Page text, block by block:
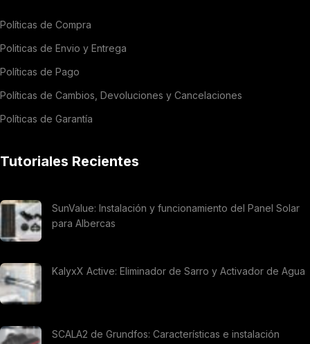
Políticas de Compra
Politicas de Envio y Entrega
Políticas de Pago
Políticas de Cambios, Devoluciones y Cancelaciones
Políticas de Garantía
Tutoriales Recientes
SunValue: Instalación y funcionamiento del Panel Solar
para Albercas
KalyxX Active: Eliminador de Sarro y Activador de Agua
SCALA2 de Grundfos: Características e instalación